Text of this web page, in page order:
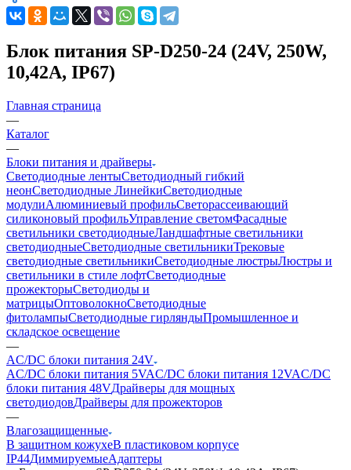
Блок питания SP-D250-24 (24V, 250W,
10,42A, IP67)
Главная страница
—
Каталог
—
Блоки питания и драйверы
Светодиодные лентыСветодиодный гибкий
неонСветодиодные ЛинейкиСветодиодные
модулиАлюминиевый профильСветорассеивающий
силиконовый профильУправление светомФасадные
светильники светодиодныеЛандшафтные светильники
светодиодныеСветодиодные светильникиТрековые
светодиодные светильникиСветодиодные люстрыЛюстры и
светильники в стиле лофтСветодиодные
прожекторыСветодиоды и
матрицыОптоволокноСветодиодные
фитолампыСветодиодные гирляндыПромышленное и
складское освещение
—
AC/DC блоки питания 24V
AC/DC блоки питания 5VAC/DC блоки питания 12VAC/DC
блоки питания 48VДрайверы для мощных
светодиодовДрайверы для прожекторов
—
Влагозащищенные
В защитном кожухеВ пластиковом корпусе
IP44ДиммируемыеАдаптеры